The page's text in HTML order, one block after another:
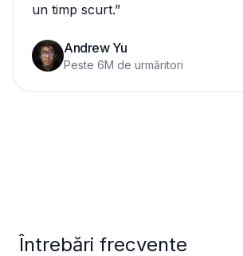
un timp scurt.”
Andrew Yu
Peste 6M de urmăritori
Întrebări frecvente